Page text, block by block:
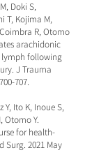
Doki S,
T, Kojima M,
R, Otomo
arachidonic
following
J Trauma
707.
Y, Ito K, Inoue S,
Otomo Y.
for health-
Surg. 2021 May